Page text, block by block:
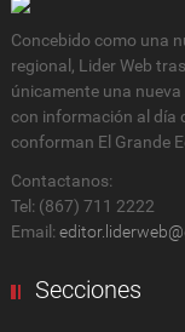
Concebido como una
regional, Lider Web
únicamente una
con información al día
conforman El Grande
Contactanos:
Tel: (867) 711 2222
Email:
Secciones